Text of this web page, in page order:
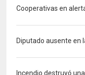
Cooperativas en
Diputado ausente en
Incendio destruyó